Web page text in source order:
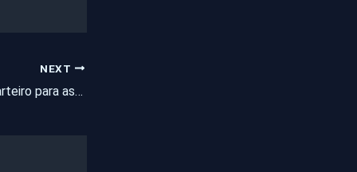
NEXT
Homem finge ser carteiro para assaltar casas em Fortaleza